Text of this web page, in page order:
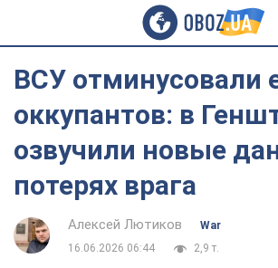
ВСУ отминусовали
оккупантов: в
озвучили новые
потерях врага
Алексей Лютиков
War
16.06.2026 06:44
2,9 т.